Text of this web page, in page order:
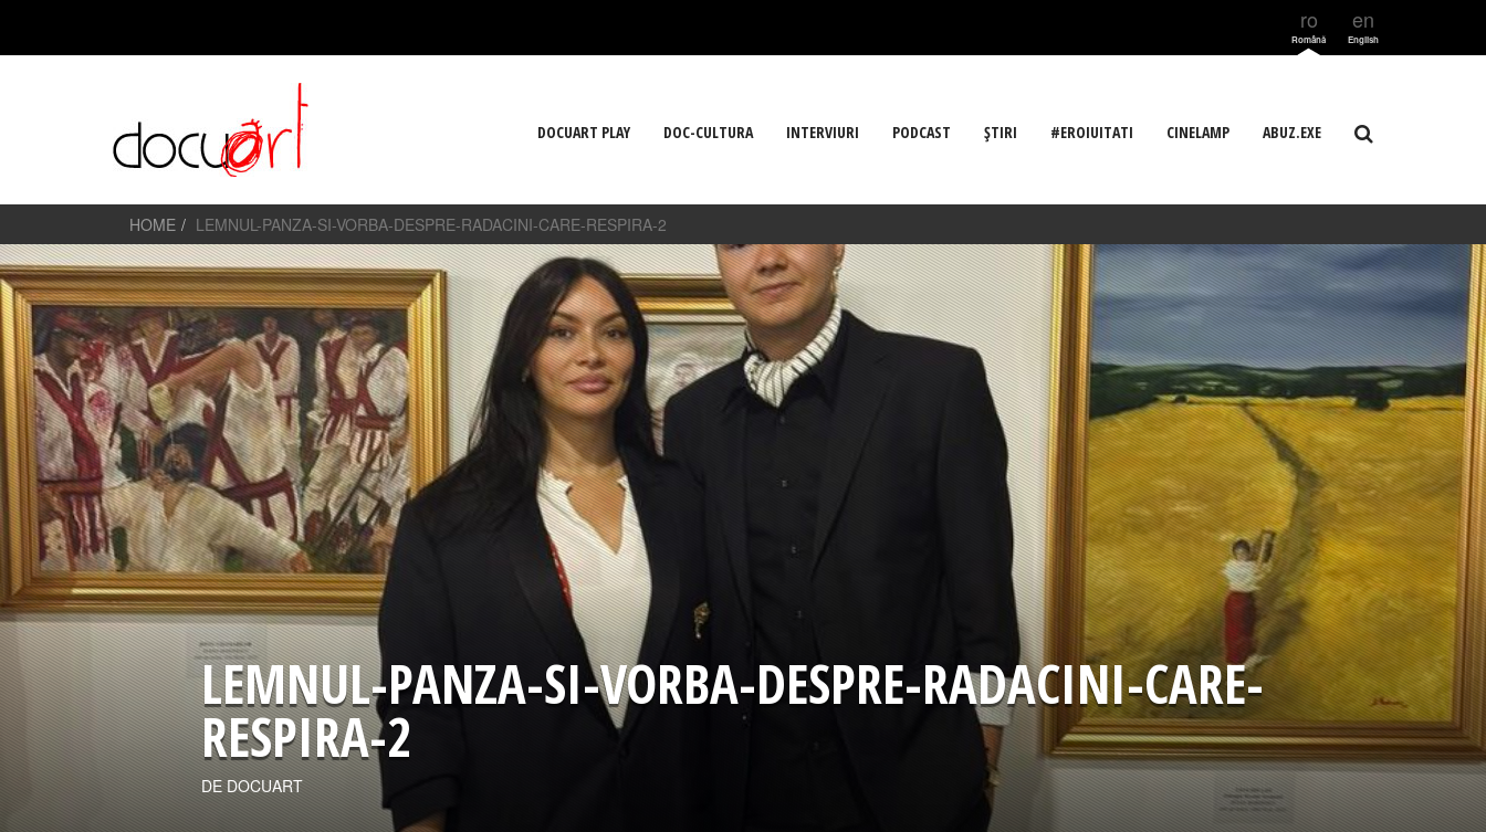
ro
Română
en
English
DOCUART PLAY DOC-CULTURA INTERVIURI PODCAST ŞTIRI #EROIUITATI CINELAMP ABUZ.EXE
HOME LEMNUL-PANZA-SI-VORBA-DESPRE-RADACINI-CARE-RESPIRA-2
LEMNUL-PANZA-SI-VORBA-DESPRE-RADACINI-CARE-
RESPIRA-2
DE DOCUART